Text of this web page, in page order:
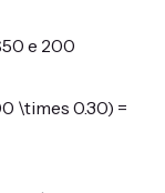
e 200
\times 0.30) =